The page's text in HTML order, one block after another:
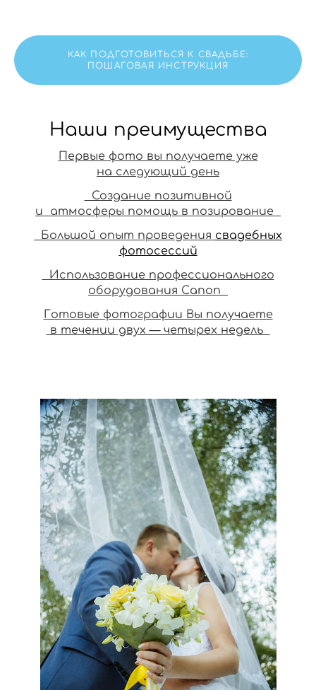
КАК ПОДГОТОВИТЬСЯ К СВАДЬБЕ:
ПОШАГОВАЯ ИНСТРУКЦИЯ
Наши преимущества
Первые фото вы получаете уже
на следующий день
Создание позитивной
и атмосферы помощь в позирование
Большой опыт проведения свадебных
фотосессий
Использование профессионального
оборудования Сanon
Готовые фотографии Вы получаете
в течении двух — четырех недель